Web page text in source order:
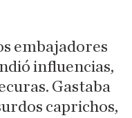
embajadores
influencias,
Gastaba
caprichos,